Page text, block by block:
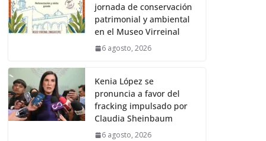
jornada de conservación
patrimonial y ambiental
en el Museo Virreinal
6 agosto, 2026
Kenia López se
pronuncia a favor del
fracking impulsado por
Claudia Sheinbaum
6 agosto, 2026